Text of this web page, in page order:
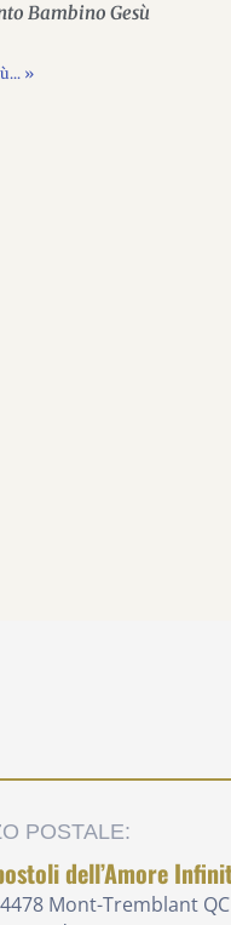
Bambino Gesù
»
POSTALE:
dell’Amore
Mont-Tremblant QC